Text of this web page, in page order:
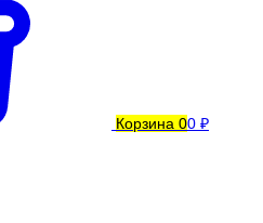
Корзина 00 ₽